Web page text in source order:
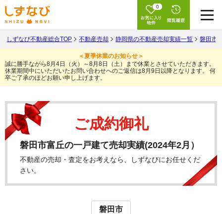
0
しずなび不動産総合TOP 不動産売却 静岡県の不動産売却実績一覧 磐田市
＜夏季休業のお知らせ＞
誠に勝手ながら8月4日（火）～8月8日（土）まで休業とさせていただきます。
休業期間中にいただいたお問い合わせへのご返信は8月9日以降となります。
何
卒ご了承のほどお願い申し上げます。
ご成約御礼
磐田市富丘の一戸建て売却実績(2024年2月）
不動産の売却・査定をお考えなら、しずなびにお任せくだ
さい。
磐田市